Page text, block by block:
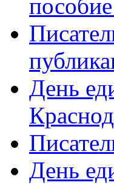
День
День